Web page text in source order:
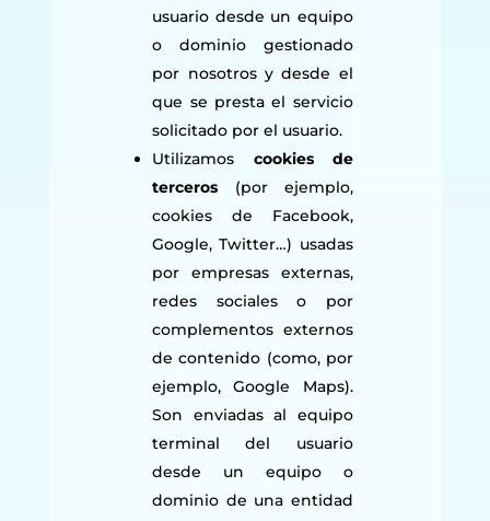
usuario desde un equipo
o dominio gestionado
por nosotros y desde el
que se presta el servicio
solicitado por el usuario.
Utilizamos cookies de
terceros (por ejemplo,
cookies de Facebook,
Google, Twitter…) usadas
por empresas externas,
redes sociales o por
complementos externos
de contenido (como, por
ejemplo, Google Maps).
Son enviadas al equipo
terminal del usuario
desde un equipo o
dominio de una entidad